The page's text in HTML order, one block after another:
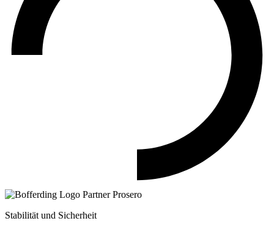
Stabilität und Sicherheit